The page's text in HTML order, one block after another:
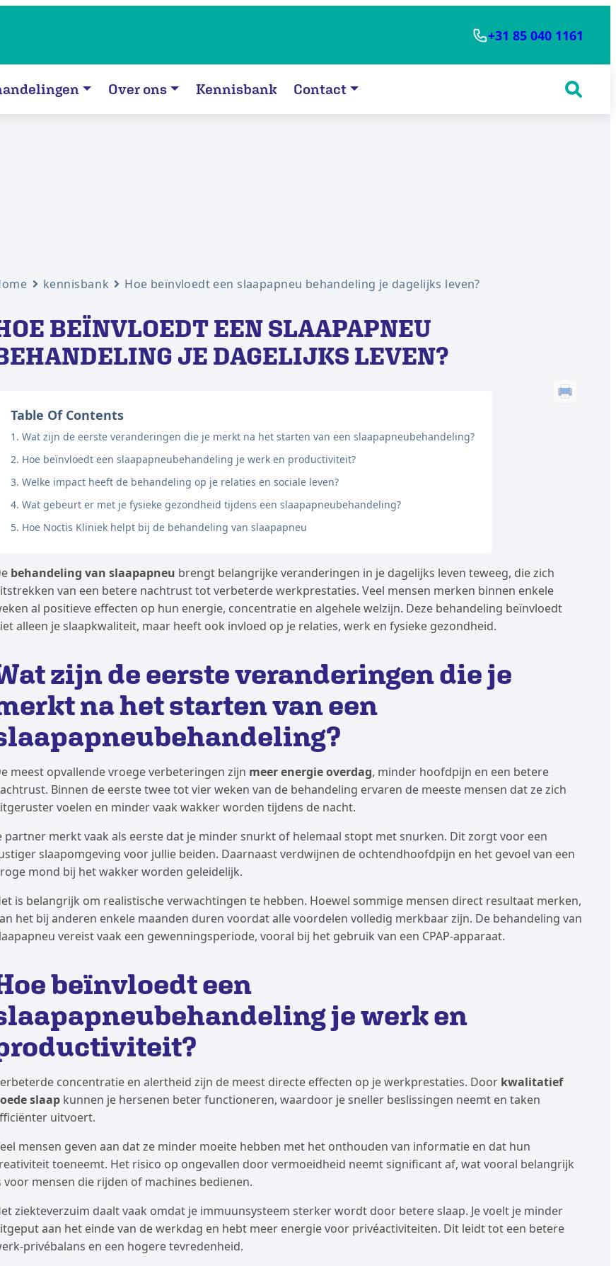
+31 85 040 1161
Over ons Kennisbank Contact
kennisbank Hoe beïnvloedt een slaapapneu behandeling je dagelijks leven?
BEÏNVLOEDT EEN SLAAPAPNEU
JE DAGELIJKS LEVEN?
Table Of Contents
Wat zijn de eerste veranderingen die je merkt na het starten van een slaapapneubehandeling?
Hoe beïnvloedt een slaapapneubehandeling je werk en productiviteit?
Welke impact heeft de behandeling op je relaties en sociale leven?
Wat gebeurt er met je fysieke gezondheid tijdens een slaapapneubehandeling?
Hoe Noctis Kliniek helpt bij de behandeling van slaapapneu
behandeling van slaapapneu brengt belangrijke veranderingen in je dagelijks leven teweeg, die zich
van een betere nachtrust tot verbeterde werkprestaties. Veel mensen merken binnen enkele
al positieve effecten op hun energie, concentratie en algehele welzijn. Deze behandeling beïnvloedt
alleen je slaapkwaliteit, maar heeft ook invloed op je relaties, werk en fysieke gezondheid.
zijn de eerste veranderingen die je
na het starten van een
meest opvallende vroege verbeteringen zijn meer energie overdag, minder hoofdpijn en een betere
Binnen de eerste twee tot vier weken van de behandeling ervaren de meeste mensen dat ze zich
voelen en minder vaak wakker worden tijdens de nacht.
partner merkt vaak als eerste dat je minder snurkt of helemaal stopt met snurken. Dit zorgt voor een
slaapomgeving voor jullie beiden. Daarnaast verdwijnen de ochtendhoofdpijn en het gevoel van een
mond bij het wakker worden geleidelijk.
is belangrijk om realistische verwachtingen te hebben. Hoewel sommige mensen direct resultaat merken,
het bij anderen enkele maanden duren voordat alle voordelen volledig merkbaar zijn. De behandeling van
vereist vaak een gewenningsperiode, vooral bij het gebruik van een CPAP-apparaat.
beïnvloedt een
je werk en
concentratie en alertheid zijn de meest directe effecten op je werkprestaties. Door kwalitatief
slaap kunnen je hersenen beter functioneren, waardoor je sneller beslissingen neemt en taken
uitvoert.
mensen geven aan dat ze minder moeite hebben met het onthouden van informatie en dat hun
toeneemt. Het risico op ongevallen door vermoeidheid neemt significant af, wat vooral belangrijk
voor mensen die rijden of machines bedienen.
ziekteverzuim daalt vaak omdat je immuunsysteem sterker wordt door betere slaap. Je voelt je minder
aan het einde van de werkdag en hebt meer energie voor privéactiviteiten. Dit leidt tot een betere
privébalans en een hogere tevredenheid.